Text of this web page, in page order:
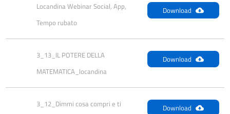
Locandina Webinar Social, App,
Tempo rubato
Download
3_13_IL POTERE DELLA
MATEMATICA_locandina
Download
3_12_Dimmi cosa compri e ti
Download